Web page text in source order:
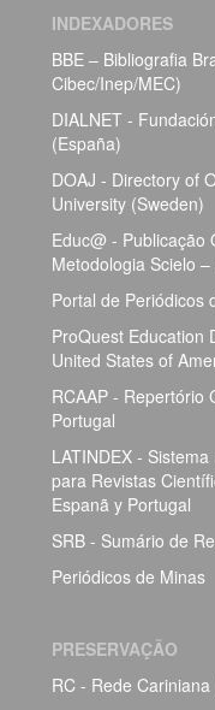
INDEXADORES
BBE – Bibliografia
Cibec/Inep/MEC)
DIALNET -
(España)
DOAJ - Directory of
University (Sweden)
Educ@ - Publicação
Metodologia Scielo
Portal de Periódicos
ProQuest Education
United States of
RCAAP - Repertório
Portugal
LATINDEX -
para Revistas
Espanã y Portugal
SRB - Sumário de
Periódicos de Minas
PRESERVAÇÃO
RC - Rede